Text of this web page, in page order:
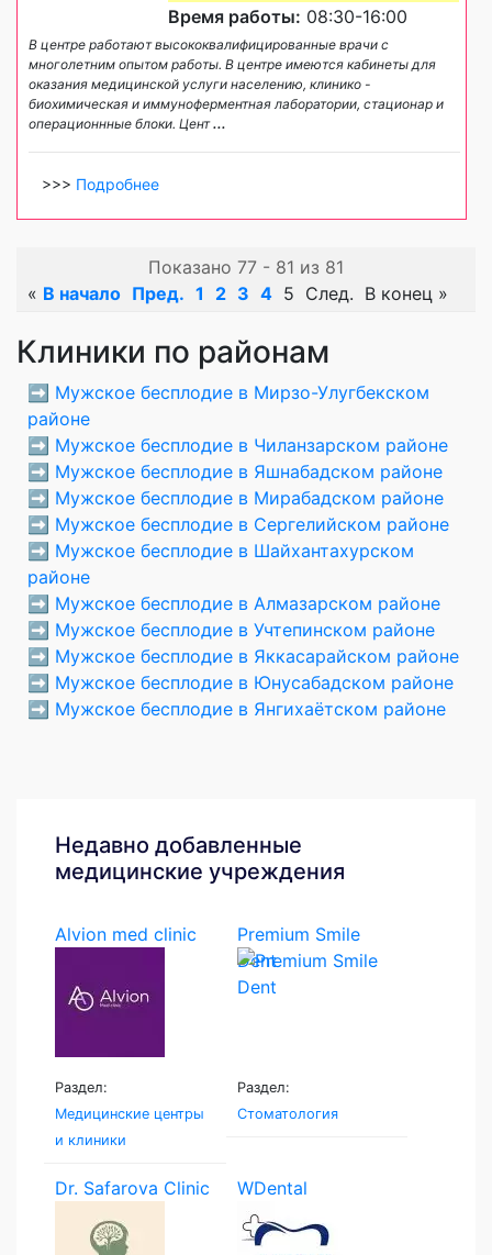
Время работы: 08:30-16:00
В центре работают высококвалифицированные врачи с
многолетним опытом работы. В центре имеются кабинеты для
оказания медицинской услуги населению, клинико -
биохимическая и иммуноферментная лаборатории, стационар и
операционнные блоки. Цент...
>>> Подробнее
Показано 77 - 81 из 81
« В начало Пред. 1 2 3 4 5 След. В конец »
Клиники по районам
➡️ Мужское бесплодие в Мирзо-Улугбекском
районе
➡️ Мужское бесплодие в Чиланзарском районе
➡️ Мужское бесплодие в Яшнабадском районе
➡️ Мужское бесплодие в Мирабадском районе
➡️ Мужское бесплодие в Сергелийском районе
➡️ Мужское бесплодие в Шайхантахурском
районе
➡️ Мужское бесплодие в Алмазарском районе
➡️ Мужское бесплодие в Учтепинском районе
➡️ Мужское бесплодие в Яккасарайском районе
➡️ Мужское бесплодие в Юнусабадском районе
➡️ Мужское бесплодие в Янгихаётском районе
Недавно добавленные
медицинские учреждения
Alvion med clinic
Раздел:
Медицинские центры
и клиники
Premium Smile
Dent
Раздел:
Стоматология
Dr. Safarova Clinic WDental